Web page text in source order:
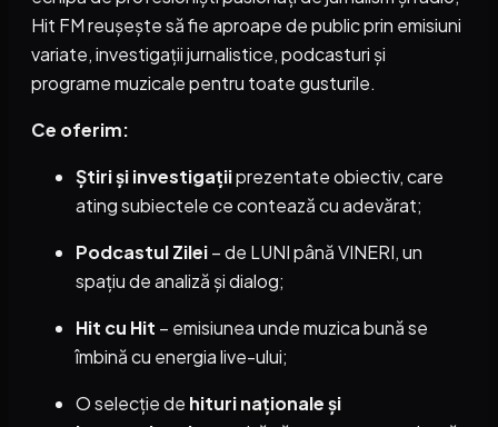
Hit FM reușește să fie aproape de public prin emisiuni
variate, investigații jurnalistice, podcasturi și
programe muzicale pentru toate gusturile.
Ce oferim:
Știri și investigațiiprezentate obiectiv, care
ating subiectele ce contează cu adevărat;
Podcastul Zilei– de LUNI până VINERI, un
spațiu de analiză și dialog;
Hit cu Hit – emisiunea unde muzica bună se
îmbină cu energia live-ului;
O selecție de hituri naționale și